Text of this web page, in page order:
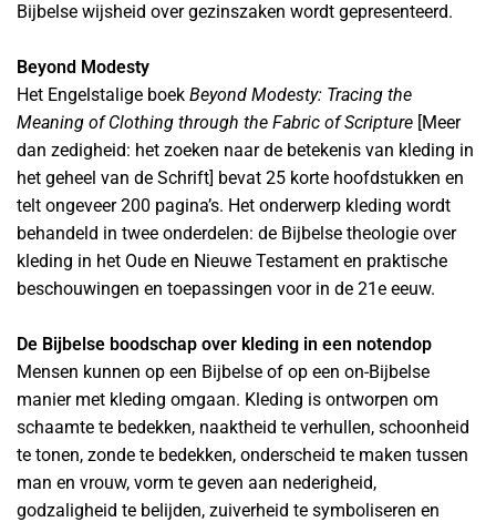
Bijbelse wijsheid over gezinszaken wordt gepresenteerd.
Beyond Modesty
Het Engelstalige boek Beyond Modesty: Tracing the
Meaning of Clothing through the Fabric of Scripture [Meer
dan zedigheid: het zoeken naar de betekenis van kleding in
het geheel van de Schrift] bevat 25 korte hoofdstukken en
telt ongeveer 200 pagina’s. Het onderwerp kleding wordt
behandeld in twee onderdelen: de Bijbelse theologie over
kleding in het Oude en Nieuwe Testament en praktische
beschouwingen en toepassingen voor in de 21e eeuw.
De Bijbelse boodschap over kleding in een notendop
Mensen kunnen op een Bijbelse of op een on-Bijbelse
manier met kleding omgaan. Kleding is ontworpen om
schaamte te bedekken, naaktheid te verhullen, schoonheid
te tonen, zonde te bedekken, onderscheid te maken tussen
man en vrouw, vorm te geven aan nederigheid,
godzaligheid te belijden, zuiverheid te symboliseren en